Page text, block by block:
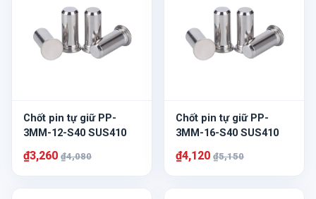
Chốt pin tự giữ PP-
3MM-12-S40 SUS410
₫3,260 ₫4,080
Chốt pin tự giữ PP-
3MM-16-S40 SUS410
₫4,120 ₫5,150